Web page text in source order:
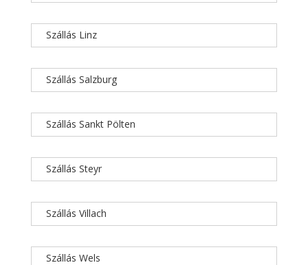
Szállás Linz
Szállás Salzburg
Szállás Sankt Pölten
Szállás Steyr
Szállás Villach
Szállás Wels